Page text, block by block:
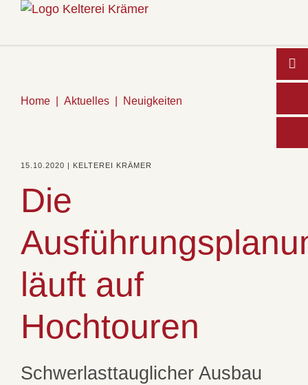
Home Aktuelles Neuigkeiten
15.10.2020 | KELTEREI KRÄMER
Die
läuft auf
Hochtouren
Schwerlasttauglicher Ausbau